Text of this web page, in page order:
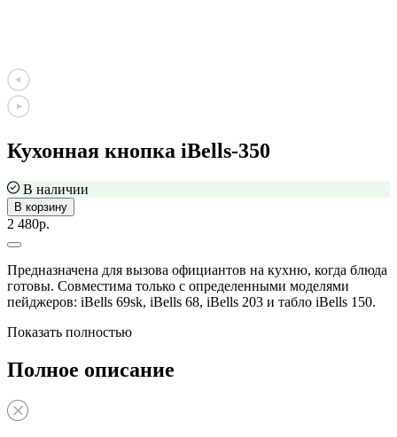
Кухонная кнопка iBells-350
В наличии
В корзину
2 480р.
Предназначена для вызова официантов на кухню, когда блюда
готовы. Совместима только с определенными моделями
пейджеров: iBells 69sk, iBells 68, iBells 203 и табло iBells 150.
Показать полностью
Полное описание